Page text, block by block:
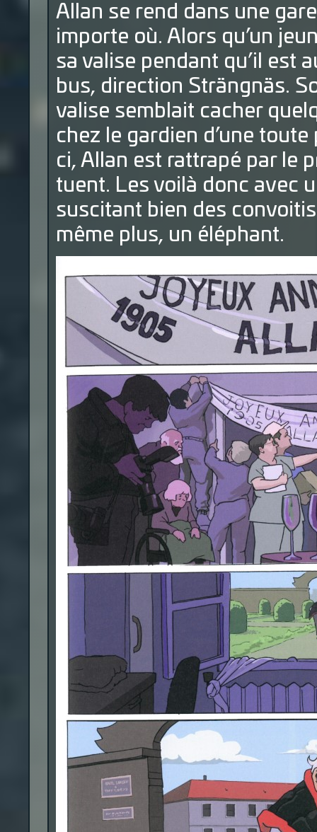
Allan se rend dans une
importe où. Alors qu’un
sa valise pendant qu’il est
bus, direction Strängnäs.
valise semblait cacher
chez le gardien d’une
ci, Allan est rattrapé par le
tuent. Les voilà donc avec
suscitant bien des
même plus, un éléphant.